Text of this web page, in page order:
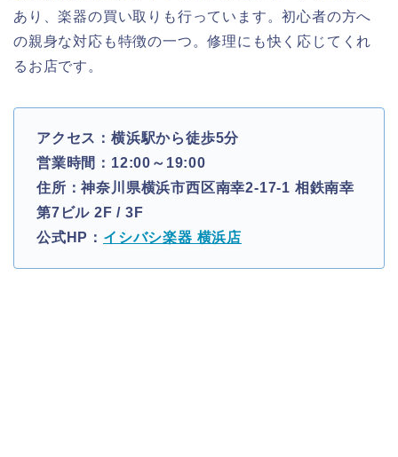
あり、楽器の買い取りも行っています。初心者の方へ
の親身な対応も特徴の一つ。修理にも快く応じてくれ
るお店です。
アクセス：横浜駅から徒歩5分
営業時間：12:00～19:00
住所：神奈川県横浜市西区南幸2-17-1 相鉄南幸
第7ビル 2F / 3F
公式HP： イシバシ楽器 横浜店